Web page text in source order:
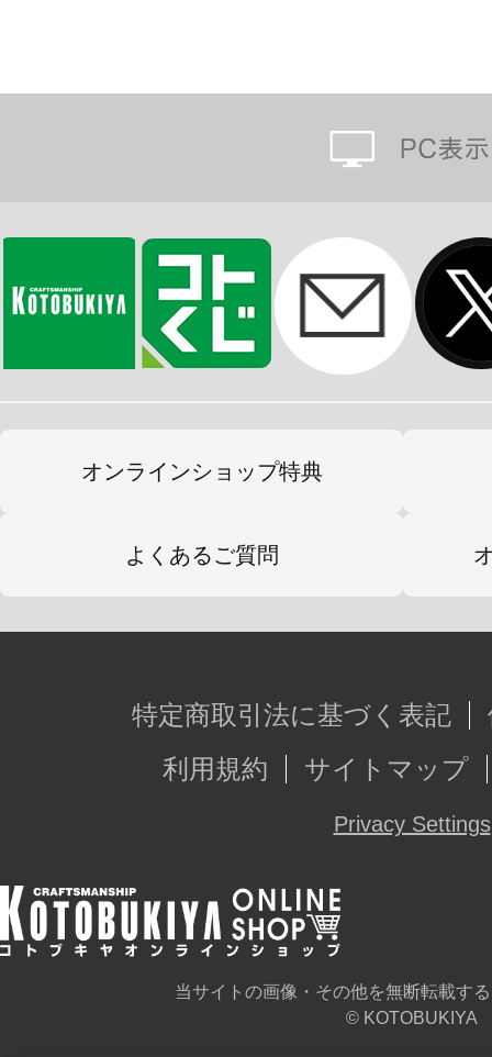
オンラインショップ特典
よくあるご質問
特定商取引法に基づく表記
利用規約
サイトマップ
Privacy Settings
当サイトの画像・その他を無断転載す
© KOTOBUKIYA